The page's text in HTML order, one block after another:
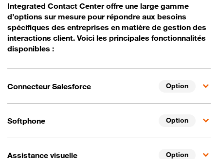
Integrated Contact Center offre une large gamme
d’options sur mesure pour répondre aux besoins
spécifiques des entreprises en matière de gestion des
interactions client. Voici les principales fonctionnalités
disponibles :
Connecteur Salesforce Option
Softphone Option
Assistance visuelle Option